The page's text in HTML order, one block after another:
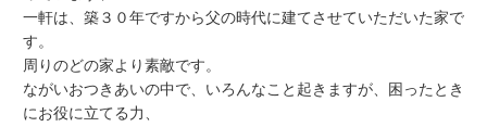
一軒は、築３０年ですから父の時代に建てさせていただいた家で
す。
周りのどの家より素敵です。
ながいおつきあいの中で、いろんなこと起きますが、困ったとき
にお役に立てる力、